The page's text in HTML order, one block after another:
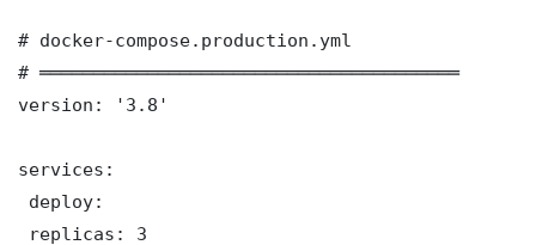
# docker-compose.production.yml
# ═══════════════════════════════════════
version: '3.8'
services:
deploy:
replicas: 3